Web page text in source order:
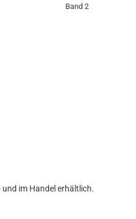
Band 2
und im Handel erhältlich.